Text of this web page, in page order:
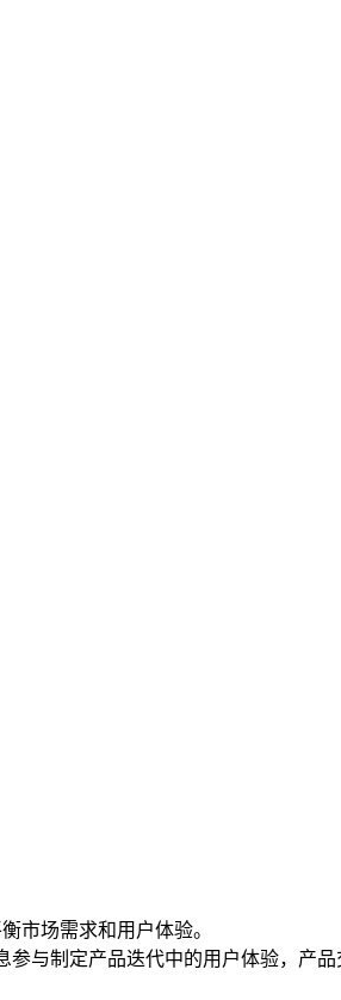
市场需求和用户体验。
与制定产品迭代中的用户体验，产